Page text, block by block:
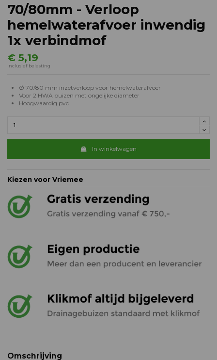
70/80mm - Verloop
hemelwaterafvoer inwendig
1x verbindmof
€ 5,19
Inclusief belasting
Ø 70/80 mm inzetverloop voor hemelwaterafvoer
Voor 2 HWA buizen met ongelijke diameter
Hoogwaardig pvc
In winkelwagen
Kiezen voor Vriemee
Omschrijving